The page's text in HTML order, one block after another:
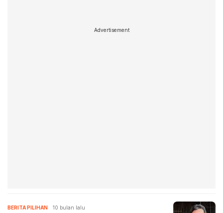
Advertisement
BERITA PILIHAN 10 bulan lalu